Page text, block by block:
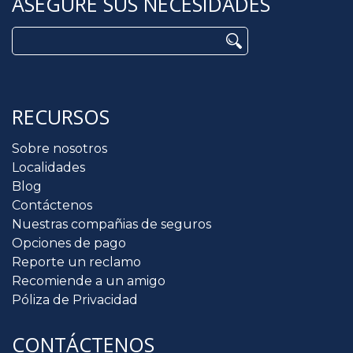
RECURSOS
Sobre nosotros
Localidades
Blog
Contáctenos
Nuestras compañias de seguros
Opciones de pago
Reporte un reclamo
Recomiende a un amigo
Póliza de Privacidad
CONTÁCTENOS